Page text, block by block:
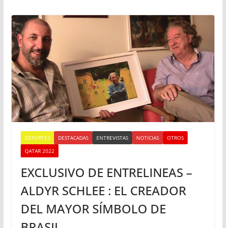
DEPORTES DESTACADAS ENTREVISTAS NOTICIAS
OTROS
QATAR 2022
EXCLUSIVO DE ENTRELINEAS –
ALDYR SCHLEE : EL CREADOR
DEL MAYOR SÍMBOLO DE